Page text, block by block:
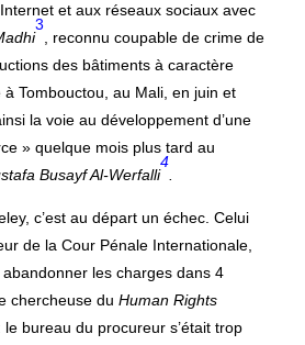
et aux réseaux sociaux avec
3
, reconnu coupable de crime de
des bâtiments à caractère
Tombouctou, au Mali, en juin et
la voie au développement d’une
» quelque mois plus tard au
Busayf Al-Werfalli
4
c’est au départ un échec. Celui
de la Cour Pénale Internationale,
les charges dans 4
chercheuse du Human Rights
bureau du procureur s’était trop